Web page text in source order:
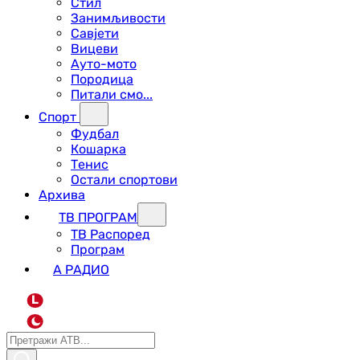
Занимљивости
Савјети
Вицеви
Ауто-мото
Породица
Питали смо...
Спорт
Фудбал
Кошарка
Тенис
Остали спортови
Архива
ТВ ПРОГРАМ
ТВ Распоред
Програм
А РАДИО
L